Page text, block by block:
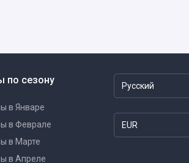
по сезону
в Январе
в Феврале
в Марте
в Апреле
Русский
EUR